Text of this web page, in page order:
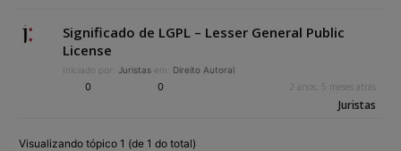
Significado de LGPL – Lesser General Public
License
Iniciado por: Juristas em: Direito Autoral
0 0 2 anos, 5 meses atrás
Juristas
Visualizando tópico 1 (de 1 do total)